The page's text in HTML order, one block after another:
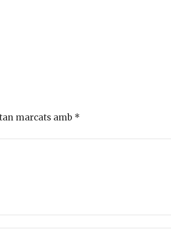
marcats amb *